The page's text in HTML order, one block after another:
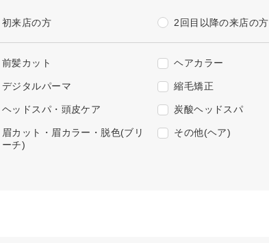
初来店の方 2回目以降の来店の方
前髪カット ヘアカラー
デジタルパーマ 縮毛矯正
ヘッドスパ・頭皮ケア 炭酸ヘッドスパ
眉カット・眉カラー・脱色(ブリ
ーチ)
その他(ヘア)